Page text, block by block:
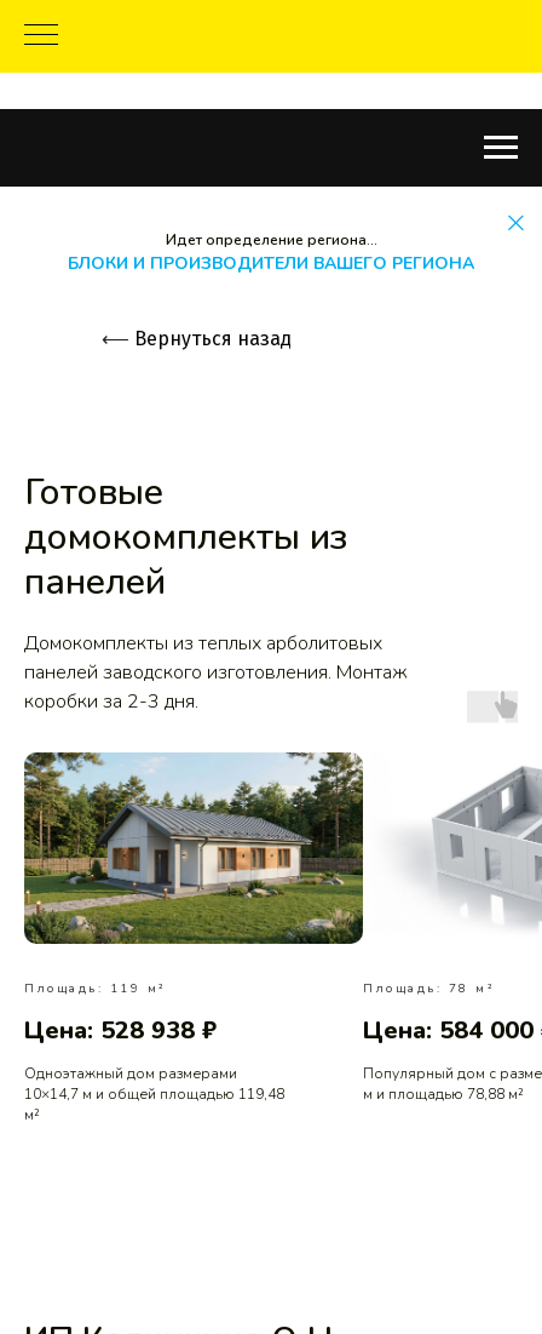
Идет определение региона...
БЛОКИ И ПРОИЗВОДИТЕЛИ ВАШЕГО РЕГИОНА
⟵ Вернуться назад
Готовые
домокомплекты из
панелей
Домокомплекты из теплых арболитовых
панелей заводского изготовления. Монтаж
коробки за 2-3 дня.
Площадь: 119 м²
Цена: 528 938 ₽
Одноэтажный дом размерами
10×14,7 м и общей площадью 119,48
м²
Площадь: 78 м²
Цена: 584 000
Популярный дом с
м и площадью 78,88 м²